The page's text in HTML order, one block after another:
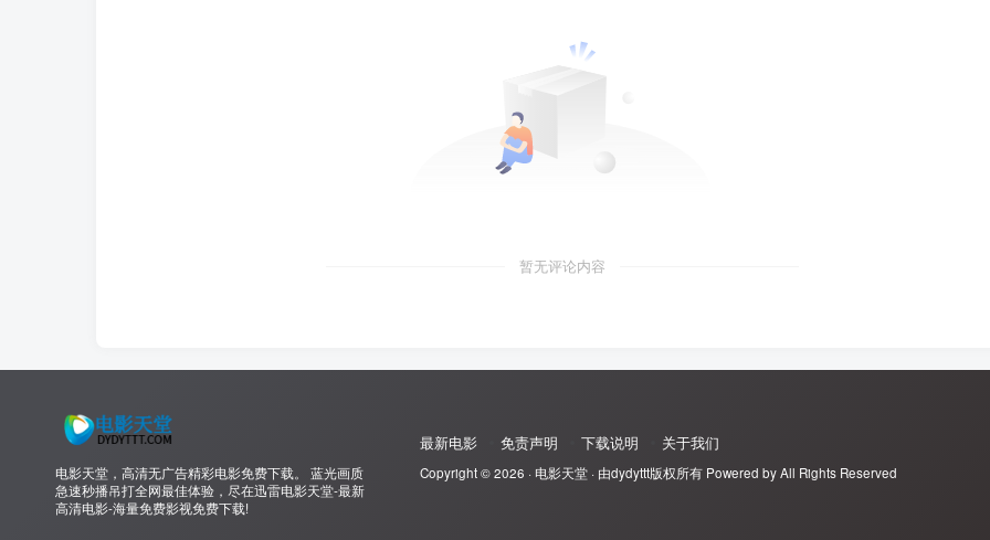
暂无评论内容
电影天堂，高清无广告精彩电影免费下载。 蓝光画质
急速秒播吊打全网最佳体验，尽在迅雷电影天堂-最新
高清电影-海量免费影视免费下载!
最新电影 免责声明 下载说明 关于我们
Copyright © 2026 · 电影天堂 · 由dydyttt版权所有 Powered by All Rights Reserved